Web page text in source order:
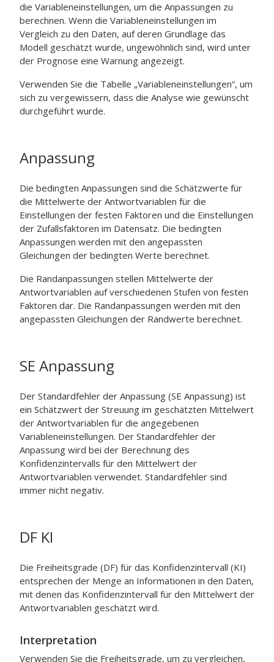
die Variableneinstellungen, um die Anpassungen zu
berechnen. Wenn die Variableneinstellungen im
Vergleich zu den Daten, auf deren Grundlage das
Modell geschätzt wurde, ungewöhnlich sind, wird unter
der Prognose eine Warnung angezeigt.
Verwenden Sie die Tabelle „Variableneinstellungen“, um
sich zu vergewissern, dass die Analyse wie gewünscht
durchgeführt wurde.
Anpassung
Die bedingten Anpassungen sind die Schätzwerte für
die Mittelwerte der Antwortvariablen für die
Einstellungen der festen Faktoren und die Einstellungen
der Zufallsfaktoren im Datensatz. Die bedingten
Anpassungen werden mit den angepassten
Gleichungen der bedingten Werte berechnet.
Die Randanpassungen stellen Mittelwerte der
Antwortvariablen auf verschiedenen Stufen von festen
Faktoren dar. Die Randanpassungen werden mit den
angepassten Gleichungen der Randwerte berechnet.
SE Anpassung
Der Standardfehler der Anpassung (SE Anpassung) ist
ein Schätzwert der Streuung im geschätzten Mittelwert
der Antwortvariablen für die angegebenen
Variableneinstellungen. Der Standardfehler der
Anpassung wird bei der Berechnung des
Konfidenzintervalls für den Mittelwert der
Antwortvariablen verwendet. Standardfehler sind
immer nicht negativ.
DF KI
Die Freiheitsgrade (DF) für das Konfidenzintervall (KI)
entsprechen der Menge an Informationen in den Daten,
mit denen das Konfidenzintervall für den Mittelwert der
Antwortvariablen geschätzt wird.
Interpretation
Verwenden Sie die Freiheitsgrade, um zu vergleichen,